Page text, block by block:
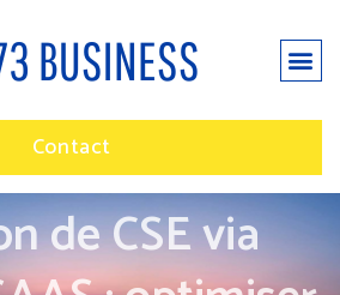
Contact
de CSE via